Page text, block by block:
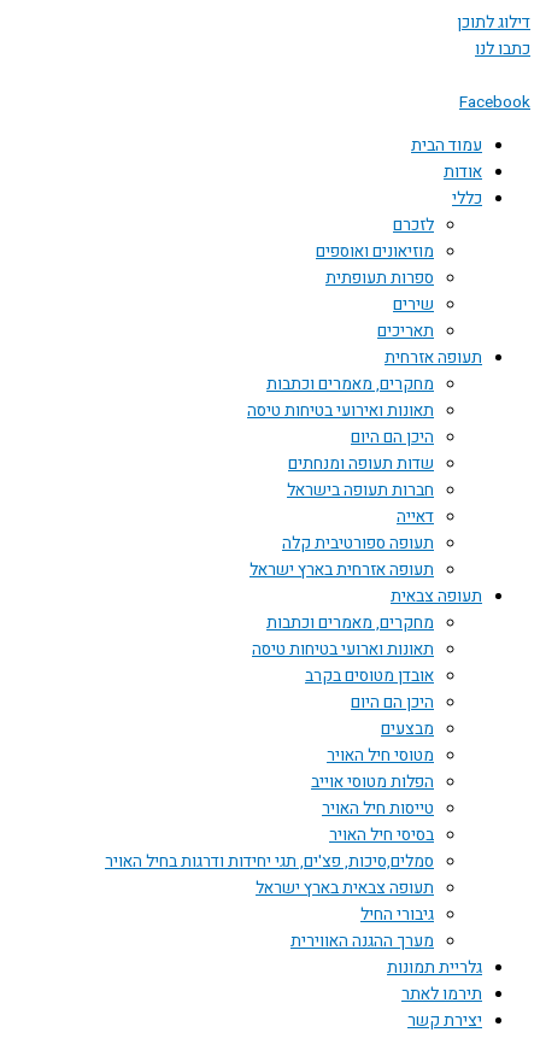
דילוג לתוכן
כתבו לנו
Facebook
עמוד הבית
אודות
כללי
לזכרם
מוזיאונים ואוספים
ספרות תעופתית
שירים
תאריכים
תעופה אזרחית
מחקרים, מאמרים וכתבות
תאונות ואירועי בטיחות טיסה
היכן הם היום
שדות תעופה ומנחתים
חברות תעופה בישראל
דאייה
תעופה ספורטיבית קלה
תעופה אזרחית בארץ ישראל
תעופה צבאית
מחקרים, מאמרים וכתבות
תאונות וארועי בטיחות טיסה
אובדן מטוסים בקרב
היכן הם היום
מבצעים
מטוסי חיל האויר
הפלות מטוסי אוייב
טייסות חיל האויר
בסיסי חיל האויר
סמלים,סיכות, פצ'ים, תגי יחידות ודרגות בחיל האויר
תעופה צבאית בארץ ישראל
גיבורי החיל
מערך ההגנה האווירית
גלריית תמונות
תירמו לאתר
יצירת קשר